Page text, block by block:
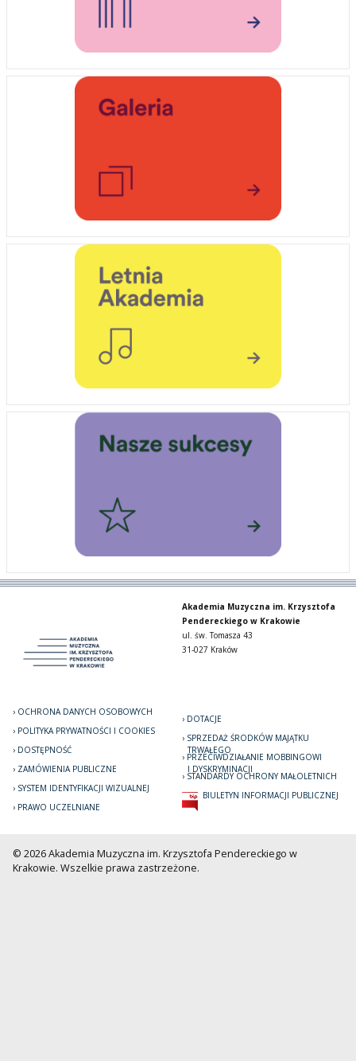
Akademia Muzyczna im. Krzysztofa
Pendereckiego w Krakowie
ul. św. Tomasza 43
31-027 Kraków
OCHRONA DANYCH OSOBOWYCH
POLITYKA PRYWATNOŚCI I COOKIES
DOSTĘPNOŚĆ
ZAMÓWIENIA PUBLICZNE
SYSTEM IDENTYFIKACJI WIZUALNEJ
PRAWO UCZELNIANE
DOTACJE
SPRZEDAŻ ŚRODKÓW MAJĄTKU
TRWAŁEGO
PRZECIWDZIAŁANIE MOBBINGOWI
I DYSKRYMINACJI
STANDARDY OCHRONY MAŁOLETNICH
BIULETYN INFORMACJI PUBLICZNEJ
© 2026 Akademia Muzyczna im. Krzysztofa Pendereckiego w
Krakowie. Wszelkie prawa zastrzeżone.